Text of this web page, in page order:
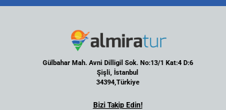
Gülbahar Mah. Avni Dilligil Sok. No:13/1 Kat:4 D:6
Şişli, İstanbul
34394,Türkiye
Bizi Takip Edin!